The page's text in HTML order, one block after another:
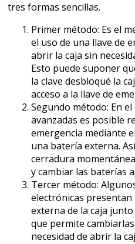
tres formas sencillas.
Primer método: Es el
el uso de una llave de
abrir la caja sin
Esto puede suponer
la clave desbloqué la
acceso a la llave de
Segundo método: En
avanzadas es posible
emergencia mediante
una batería externa.
cerradura
y cambiar las baterías
Tercer método:
electrónicas
externa de la caja
que permite
necesidad de abrir la